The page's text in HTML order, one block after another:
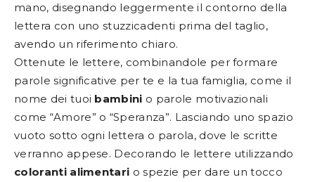
mano, disegnando leggermente il contorno della
lettera con uno stuzzicadenti prima del taglio,
avendo un riferimento chiaro.
Ottenute le lettere, combinandole per formare
parole significative per te e la tua famiglia, come il
nome dei tuoi bambini o parole motivazionali
come “Amore” o “Speranza”. Lasciando uno spazio
vuoto sotto ogni lettera o parola, dove le scritte
verranno appese. Decorando le lettere utilizzando
coloranti alimentari o spezie per dare un tocco